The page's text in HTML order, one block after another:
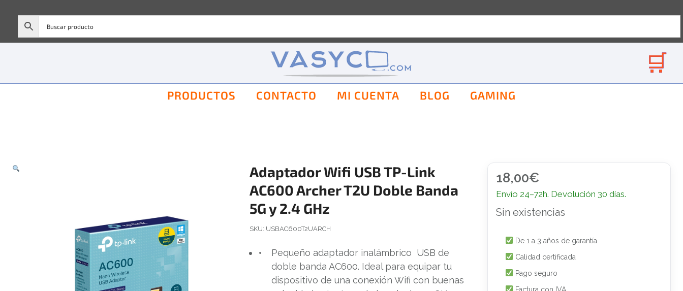
PRODUCTOS CONTACTO MI CUENTA BLOG GAMING
Adaptador Wifi USB TP-Link
AC600 Archer T2U Doble Banda
5G y 2.4 GHz
SKU: USBAC600T2UARCH
Pequeño adaptador inalámbrico USB de
doble banda AC600. Ideal para equipar tu
dispositivo de una conexión Wifi con buenas
18,00€
Envío 24–72h. Devolución 30 días.
Sin existencias
De 1 a 3 años de garantía
Calidad certificada
Pago seguro